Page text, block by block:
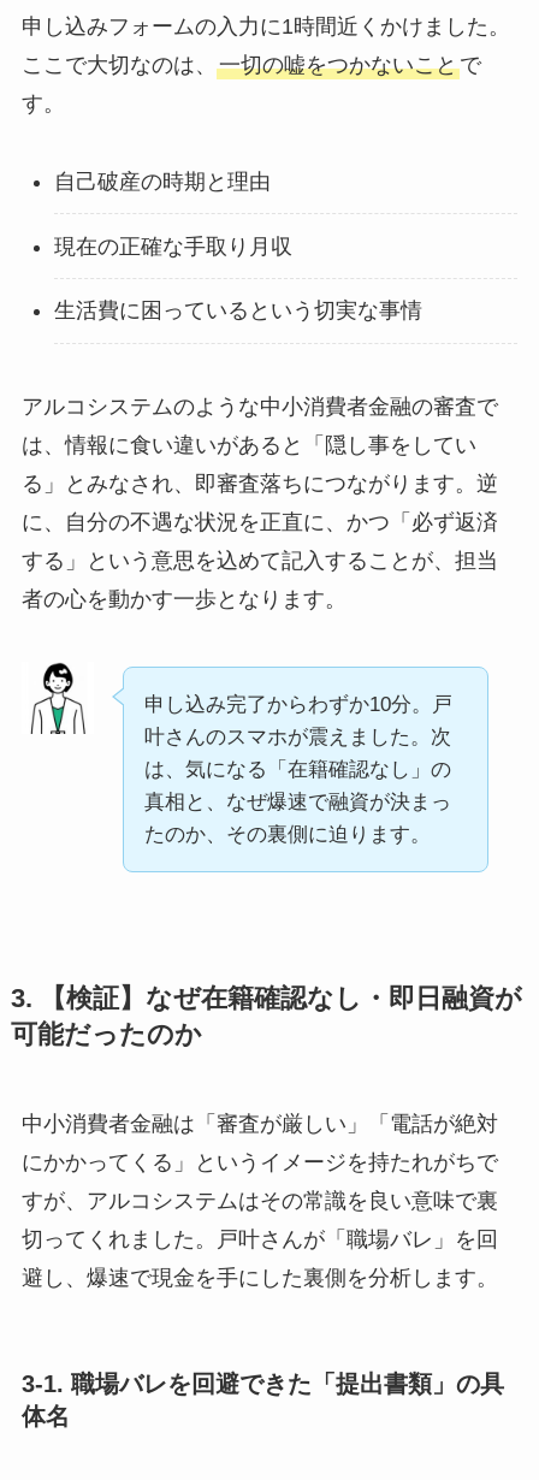
申し込みフォームの入力に1時間近くかけました。
ここで大切なのは、 一切の嘘をつかないことで
す。
自己破産の時期と理由
現在の正確な手取り月収
生活費に困っているという切実な事情
アルコシステムのような中小消費者金融の審査で
は、情報に食い違いがあると「隠し事をしてい
る」とみなされ、即審査落ちにつながります。逆
に、自分の不遇な状況を正直に、かつ「必ず返済
する」という意思を込めて記入することが、担当
者の心を動かす一歩となります。
申し込み完了からわずか10分。戸
叶さんのスマホが震えました。次
は、気になる「在籍確認なし」の
真相と、なぜ爆速で融資が決まっ
たのか、その裏側に迫ります。
3. 【検証】なぜ在籍確認なし・即日融資が
可能だったのか
中小消費者金融は「審査が厳しい」「電話が絶対
にかかってくる」というイメージを持たれがちで
すが、アルコシステムはその常識を良い意味で裏
切ってくれました。戸叶さんが「職場バレ」を回
避し、爆速で現金を手にした裏側を分析します。
3-1. 職場バレを回避できた「提出書類」の具
体名